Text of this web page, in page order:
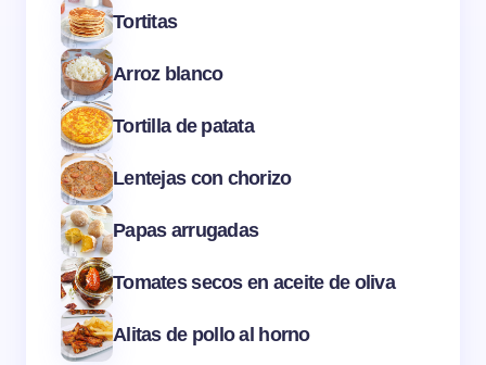
Tortitas
Arroz blanco
Tortilla de patata
Lentejas con chorizo
Papas arrugadas
Tomates secos en aceite de oliva
Alitas de pollo al horno